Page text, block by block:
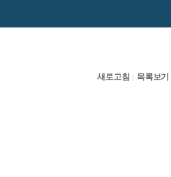
새로고침 | 목록보기